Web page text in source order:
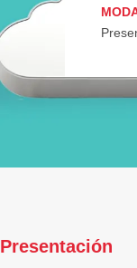
Presentación